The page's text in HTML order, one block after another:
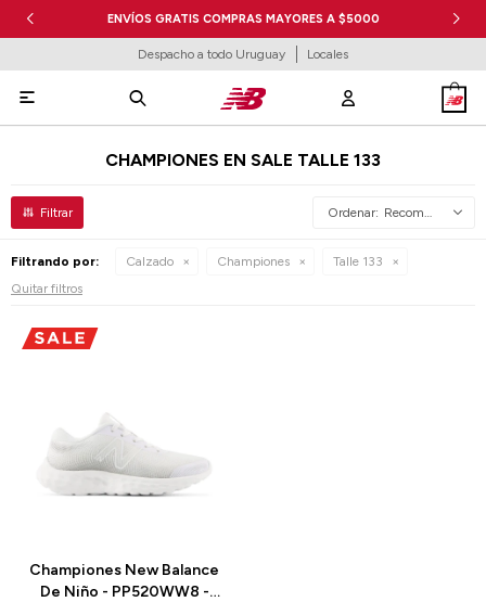
ENVÍOS GRATIS COMPRAS MAYORES A $5000
Despacho a todo Uruguay Locales

CHAMPIONES EN SALE TALLE 133
Recomendados
Filtrando por: Calzado Championes
Talle 133
Quitar filtros
Championes New Balance
De Niño - PP520WW8 -